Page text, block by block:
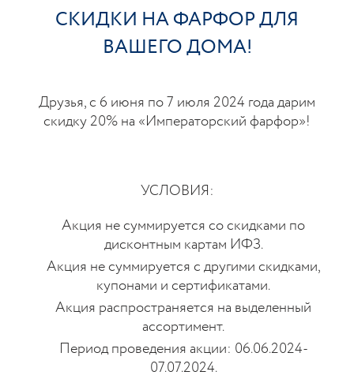
СКИДКИ НА ФАРФОР ДЛЯ
ВАШЕГО ДОМА!
Друзья, с 6 июня по 7 июля 2024 года дарим
скидку 20% на «Императорский фарфор»!
УСЛОВИЯ:
Акция не суммируется со скидками по
дисконтным картам ИФЗ.
Акция не суммируется с другими скидками,
купонами и сертификатами.
Акция распространяется на выделенный
ассортимент.
Период проведения акции: 06.06.2024-
07.07.2024.